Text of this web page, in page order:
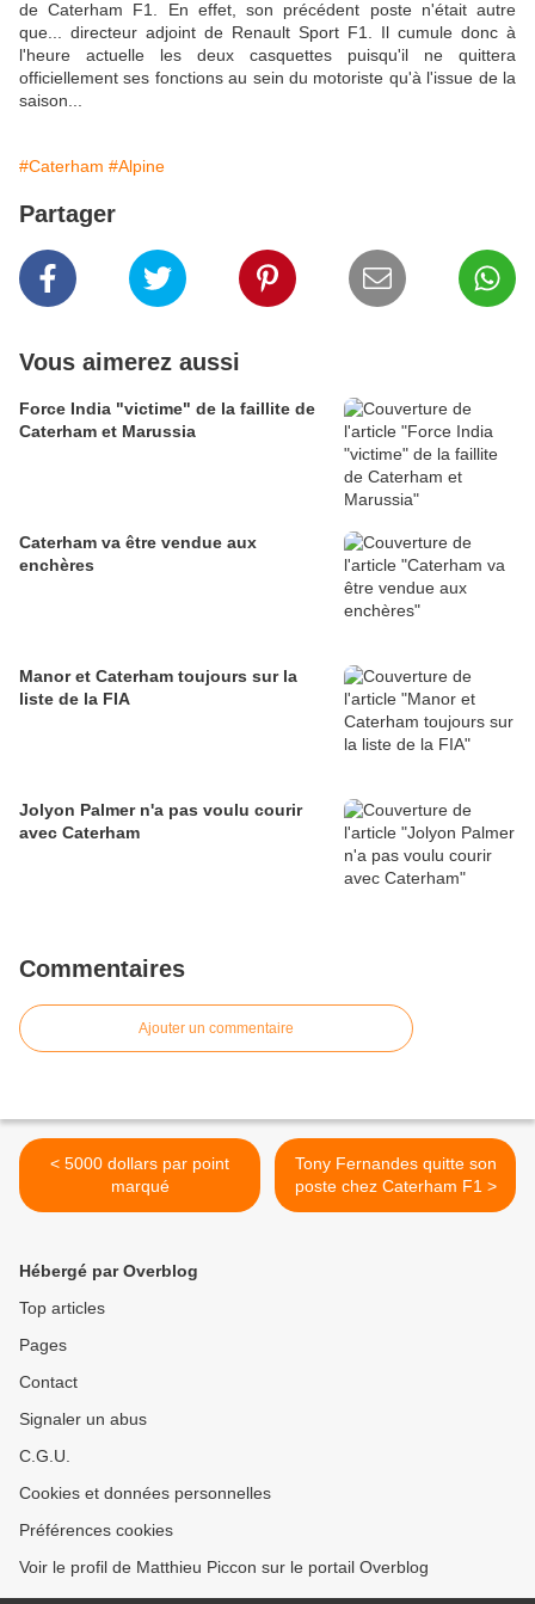
de Caterham F1. En effet, son précédent poste n'était autre
que... directeur adjoint de Renault Sport F1. Il cumule donc à
l'heure actuelle les deux casquettes puisqu'il ne quittera
officiellement ses fonctions au sein du motoriste qu'à l'issue de la
saison...
#Caterham #Alpine
Partager
Vous aimerez aussi
Force India "victime" de la faillite de
Caterham et Marussia
Caterham va être vendue aux
enchères
Manor et Caterham toujours sur la
liste de la FIA
Jolyon Palmer n'a pas voulu courir
avec Caterham
Commentaires
Ajouter un commentaire
< 5000 dollars par point
marqué
Tony Fernandes quitte son
poste chez Caterham F1 >
Hébergé par Overblog
Top articles
Pages
Contact
Signaler un abus
C.G.U.
Cookies et données personnelles
Préférences cookies
Voir le profil de Matthieu Piccon sur le portail Overblog